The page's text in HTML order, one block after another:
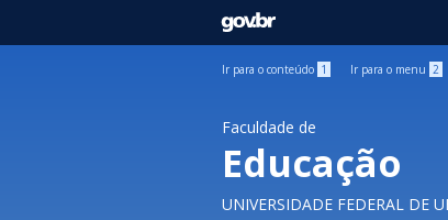
GOVBR
Ir para o conteúdo 1 Ir para o menu 2
Faculdade de
Educação
UNIVERSIDADE FEDERAL DE